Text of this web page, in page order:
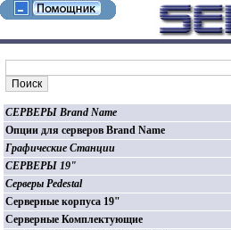
СЕРВЕРЫ Brand Name
Опции для серверов Brand Name
Графические Станции
СЕРВЕРЫ 19"
Серверы Pedestal
Серверные корпуса 19"
Серверные Комплектующие